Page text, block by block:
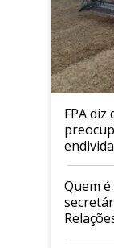
FPA
Quem
Mapa